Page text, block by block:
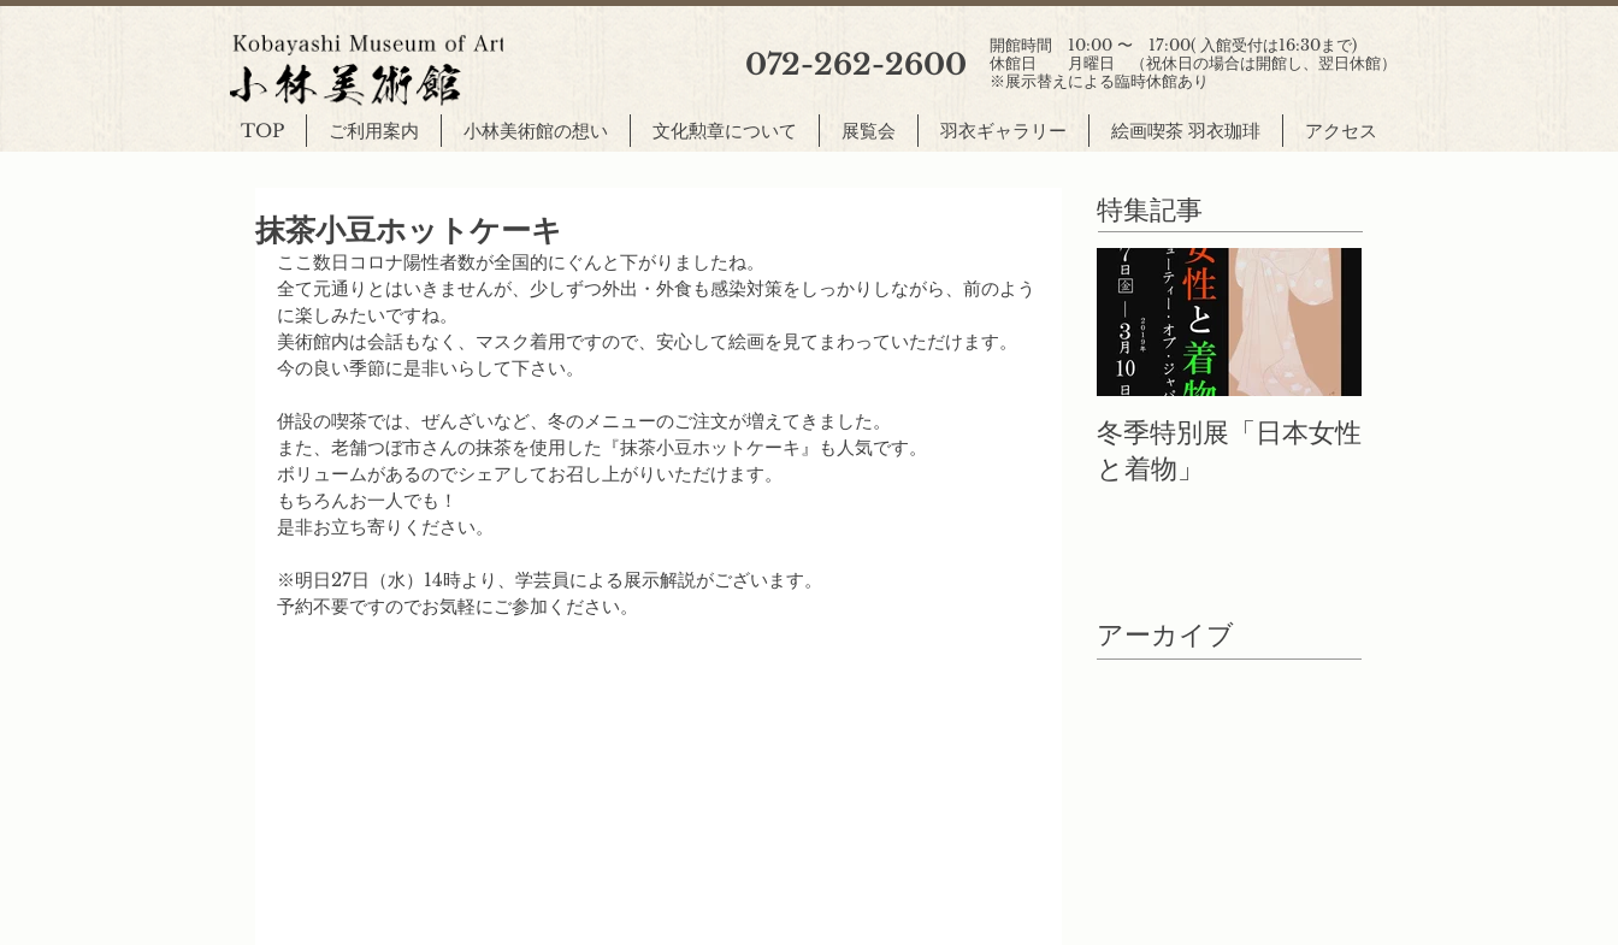
072-262-2600
開館時間 10:00 〜 17:00( 入館受付は16:30まで)
休館日 月曜日 （祝休日の場合は開館し、翌日休館）
※展示替えによる臨時休館あり
TOP ご利用案内 小林美術館の想い 文化勲章について 展覧会 羽衣ギャラリー 絵画喫茶 羽衣珈琲 アクセス
抹茶小豆ホットケーキ
ここ数日コロナ陽性者数が全国的にぐんと下がりましたね。
全て元通りとはいきませんが、少しずつ外出・外食も感染対策をしっかりしながら、前のよう
に楽しみたいですね。
美術館内は会話もなく、マスク着用ですので、安心して絵画を見てまわっていただけます。
今の良い季節に是非いらして下さい。
併設の喫茶では、ぜんざいなど、冬のメニューのご注文が増えてきました。
また、老舗つぼ市さんの抹茶を使用した『抹茶小豆ホットケーキ』も人気です。
ボリュームがあるのでシェアしてお召し上がりいただけます。
もちろんお一人でも！
是非お立ち寄りください。
※明日27日（水）14時より、学芸員による展示解説がございます。
予約不要ですのでお気軽にご参加ください。
特集記事
冬季特別展「日本女性
と着物」
アーカイブ